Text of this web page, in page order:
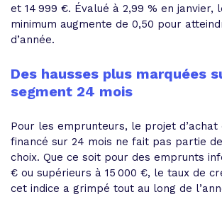
et 14 999 €. Évalué à 2,99 % en janvier,
minimum augmente de 0,50 pour
d’année.
Des hausses plus marquées
segment 24 mois
Pour les emprunteurs, le projet d’achat
financé sur 24 mois ne fait pas partie
choix. Que ce soit pour des emprunts
€ ou supérieurs à 15 000 €, le taux de
cet indice a grimpé tout au long de